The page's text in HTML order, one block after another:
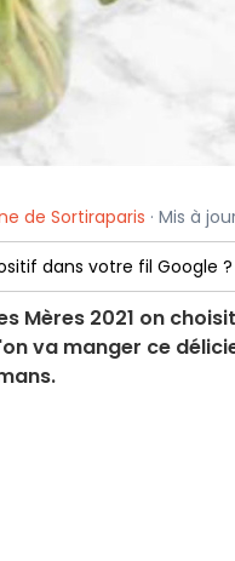
de Sortiraparis · Mis à
dans votre fil Google ?
Mères 2021 on
va manger ce